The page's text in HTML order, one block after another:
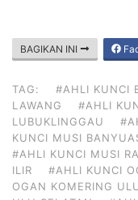
BAGIKAN INI
TAG: #AHLI KUNCI
LAWANG
#AHLI
LUBUKLINGGAU
KUNCI MUSI
#AHLI KUNCI MUSI
ILIR
#AHLI KUNCI
OGAN KOMERING